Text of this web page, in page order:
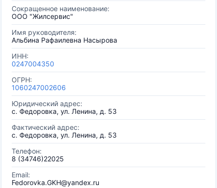
Сокращенное наименование:
ООО "Жилсервис"
Имя руководителя:
Альбина Рафаилевна Насырова
ИНН:
0247004350
ОГРН:
1060247002606
Юридический адрес:
с. Федоровка, ул. Ленина, д. 53
Фактический адрес:
с. Федоровка, ул. Ленина, д. 53
Телефон:
8 (34746)22025
Email:
Fedorovka.GKH@yandex.ru